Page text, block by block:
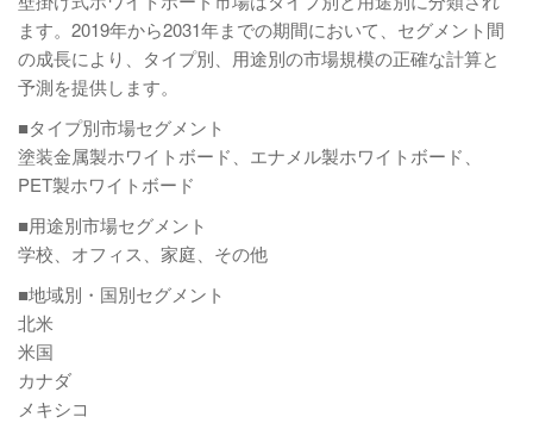
ます。2019年から2031年までの期間において、セグメント間
の成長により、タイプ別、用途別の市場規模の正確な計算と
予測を提供します。
■タイプ別市場セグメント
塗装金属製ホワイトボード、エナメル製ホワイトボード、
PET製ホワイトボード
■用途別市場セグメント
学校、オフィス、家庭、その他
■地域別・国別セグメント
北米
米国
カナダ
メキシコ